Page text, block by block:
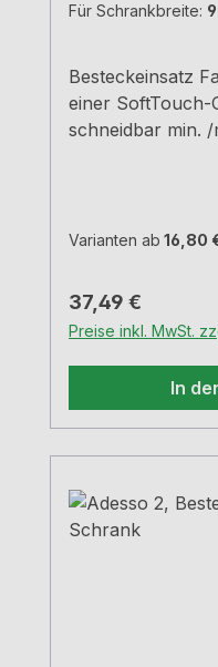
Für Schrankbreite:
Besteckeinsatz
einer SoftTouch-
schneidbar min.
Varianten ab 16,80
Regulärer Preis:
37,49 €
Preise inkl. MwSt.
In